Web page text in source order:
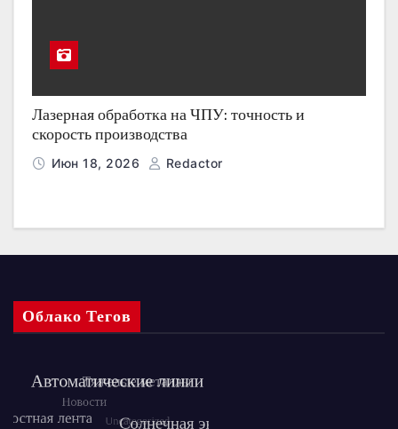
Лазерная обработка на ЧПУ: точность и
скорость производства
Июн 18, 2026 Redactor
Облако Тегов